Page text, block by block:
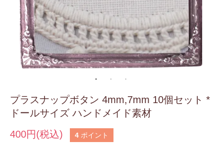
プラスナップボタン 4mm,7mm 10個セット *
ドールサイズ ハンドメイド素材
400円(税込)
4 ポイント